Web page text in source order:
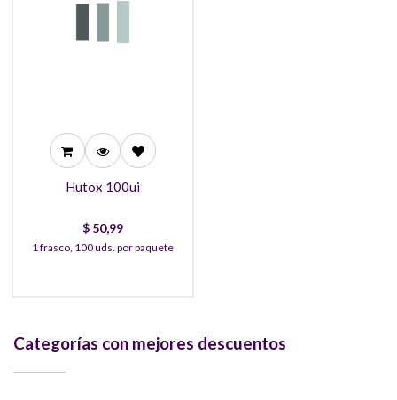
Hutox 100ui
$ 50,99
1 frasco, 100 uds. por paquete
Categorías con mejores descuentos